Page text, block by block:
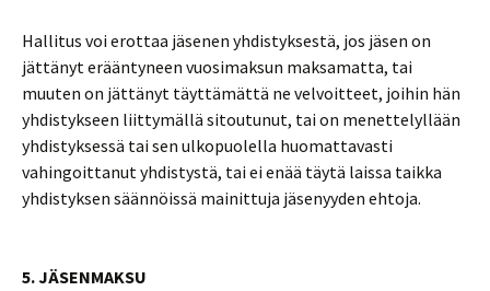
Hallitus voi erottaa jäsenen yhdistyksestä, jos jäsen on
jättänyt erääntyneen vuosimaksun maksamatta, tai
muuten on jättänyt täyttämättä ne velvoitteet, joihin hän
yhdistykseen liittymällä sitoutunut, tai on menettelyllään
yhdistyksessä tai sen ulkopuolella huomattavasti
vahingoittanut yhdistystä, tai ei enää täytä laissa taikka
yhdistyksen säännöissä mainittuja jäsenyyden ehtoja.
5. JÄSENMAKSU